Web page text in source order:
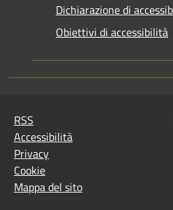
Dichiarazione di
Obiettivi di accessibilità
RSS
Accessibilità
Privacy
Cookie
Mappa del sito